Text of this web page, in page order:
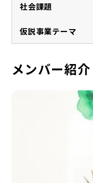
社会課題
仮説事業テーマ
メンバー紹介